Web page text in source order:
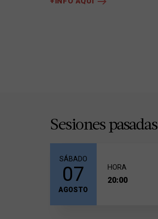
Sesiones pasadas
SÁBADO
07
AGOSTO
HORA
20:00